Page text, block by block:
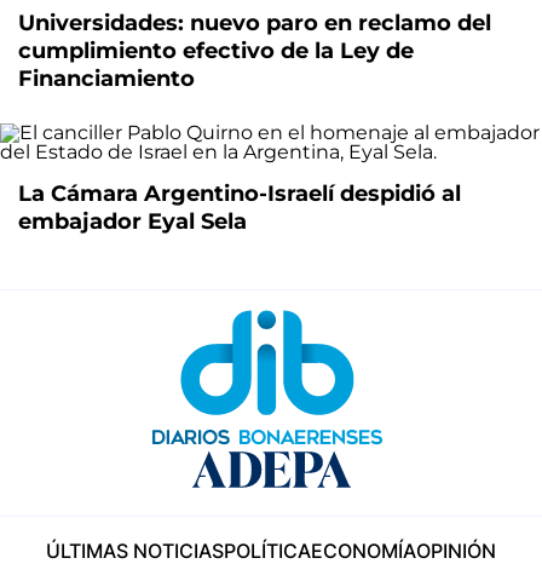
Universidades: nuevo paro en reclamo del
cumplimiento efectivo de la Ley de
Financiamiento
La Cámara Argentino-Israelí despidió al
embajador Eyal Sela
ÚLTIMAS NOTICIASPOLÍTICAECONOMÍAOPINIÓN